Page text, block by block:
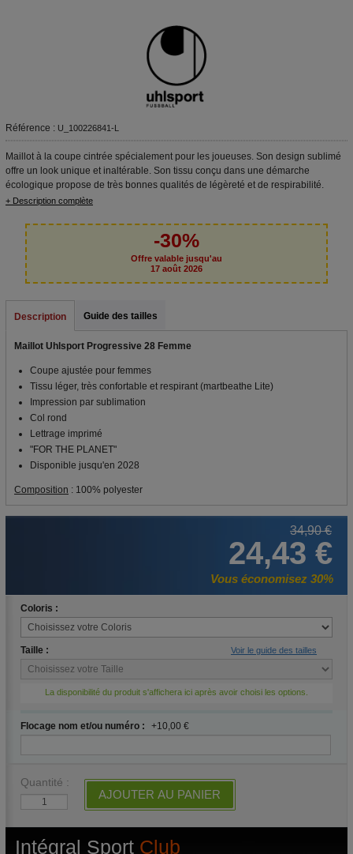
Référence : U_100226841-L
Maillot à la coupe cintrée spécialement pour les joueuses. Son design sublimé
offre un look unique et inaltérable. Son tissu conçu dans une démarche
écologique propose de très bonnes qualités de légèreté et de respirabilité.
+ Description complète
-30%
Offre valable jusqu'au
17 août 2026
Description Guide des tailles
Maillot Uhlsport Progressive 28 Femme
Coupe ajustée pour femmes
Tissu léger, très confortable et respirant (martbeathe Lite)
Impression par sublimation
Col rond
Lettrage imprimé
"FOR THE PLANET"
Disponible jusqu'en 2028
Composition : 100% polyester
34,90 €
24,43 €
Vous économisez 30%
Coloris :
Taille : Voir le guide des tailles
La disponibilité du produit s'affichera ici après avoir choisi les options.
Flocage nom et/ou numéro : +10,00 €
Quantité :
AJOUTER AU PANIER
Intégral Sport Club